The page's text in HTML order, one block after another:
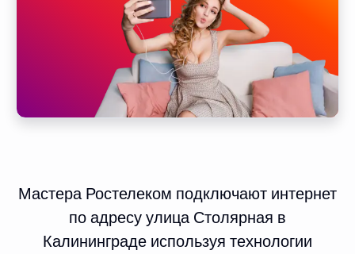
Мастера Ростелеком подключают интернет
по адресу улица Столярная в
Калининграде используя технологии